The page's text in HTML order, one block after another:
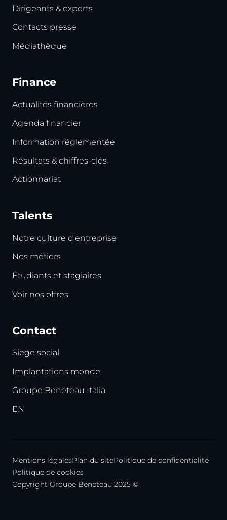
Dirigeants & experts
Contacts presse
Médiathèque
Finance
Actualités financières
Agenda financier
Information réglementée
Résultats & chiffres-clés
Actionnariat
Talents
Notre culture d'entreprise
Nos métiers
Étudiants et stagiaires
Voir nos offres
Contact
Siège social
Implantations monde
Groupe Beneteau Italia
EN
Mentions légalesPlan du sitePolitique de confidentialité
Politique de cookies
Copyright Groupe Beneteau 2025 ©